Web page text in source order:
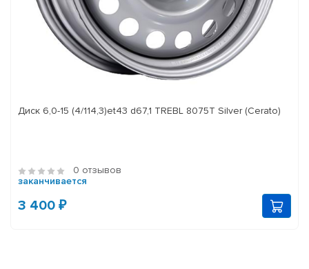
Диск 6,0-15 (4/114,3)et43 d67,1 TREBL 8075T Silver (Cerato)
0 отзывов
заканчивается
3 400 ₽